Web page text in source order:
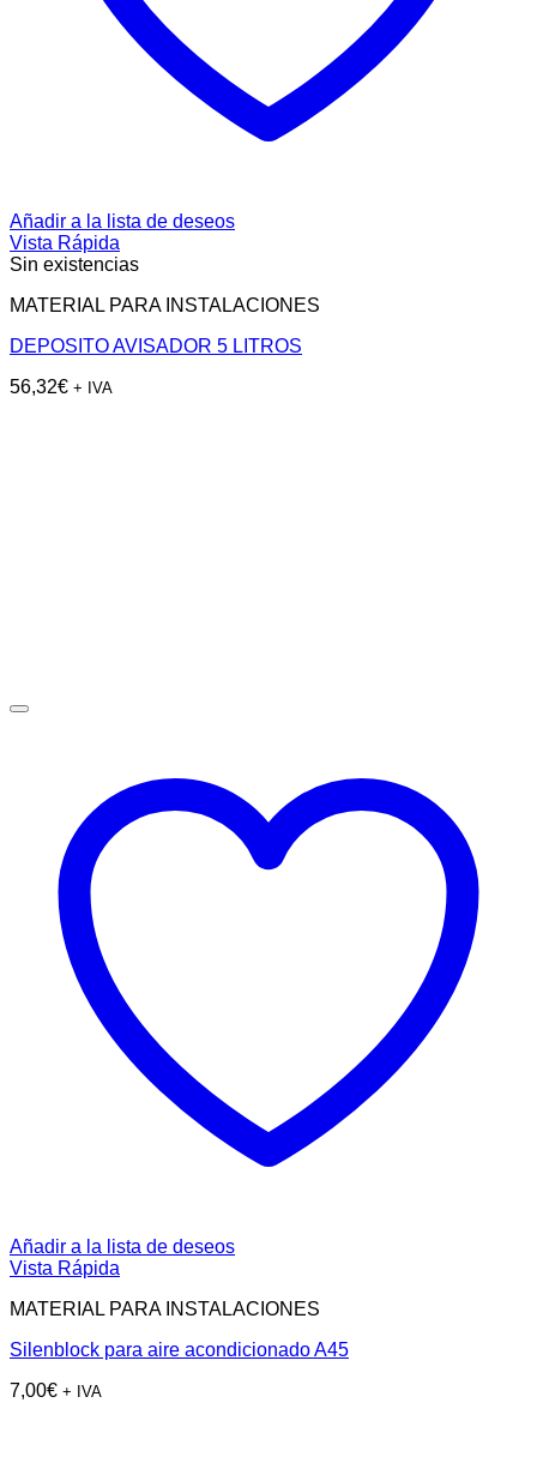
Añadir a la lista de deseos
Vista Rápida
Sin existencias
MATERIAL PARA INSTALACIONES
DEPOSITO AVISADOR 5 LITROS
56,32€ + IVA
Añadir a la lista de deseos
Vista Rápida
MATERIAL PARA INSTALACIONES
Silenblock para aire acondicionado A45
7,00€ + IVA